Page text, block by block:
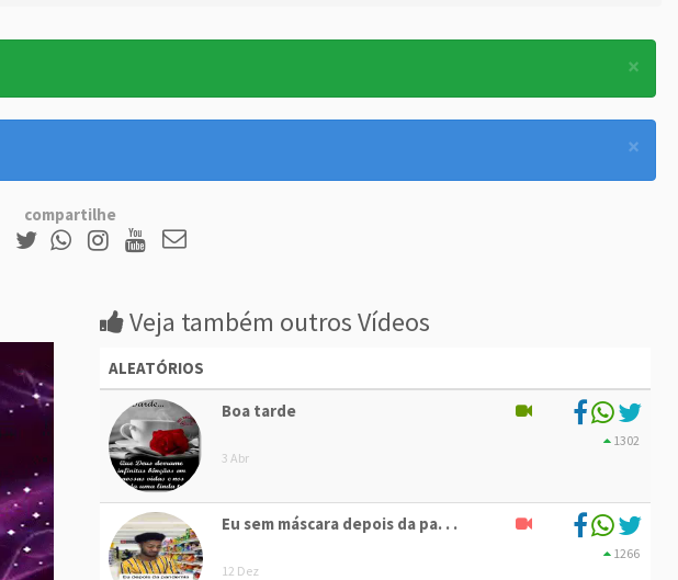
×
×
compartilhe
Veja também outros Vídeos
ALEATÓRIOS
Boa tarde
3 Abr
1302
Eu sem máscara depois da pa. . .
12 Dez
1266